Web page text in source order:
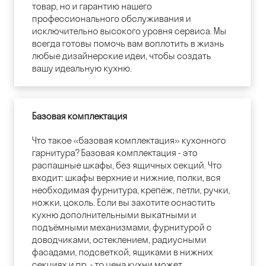
товар, но и гарантию нашего
профессионального обслуживания и
исключительно высокого уровня сервиса. Мы
всегда готовы помочь вам воплотить в жизнь
любые дизайнерские идеи, чтобы создать
вашу идеальную кухню.
Базовая комплектация
Что такое «базовая комплектация» кухонного
гарнитура? Базовая комплектация - это
распашные шкафы, без ящичных секций. Что
входит: шкафы верхние и нижние, полки, вся
необходимая фурнитура, крепёж, петли, ручки,
ножки, цоколь. Если вы захотите оснастить
кухню дополнительными выкатными и
подъёмными механизмами, фурнитурой с
доводчиками, остеклением, радиусными
фасадами, подсветкой, ящиками в нижних